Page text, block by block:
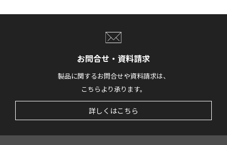
お問合せ・資料請求
製品に関するお問合せや資料請求は、
こちらより承ります。
詳しくはこちら